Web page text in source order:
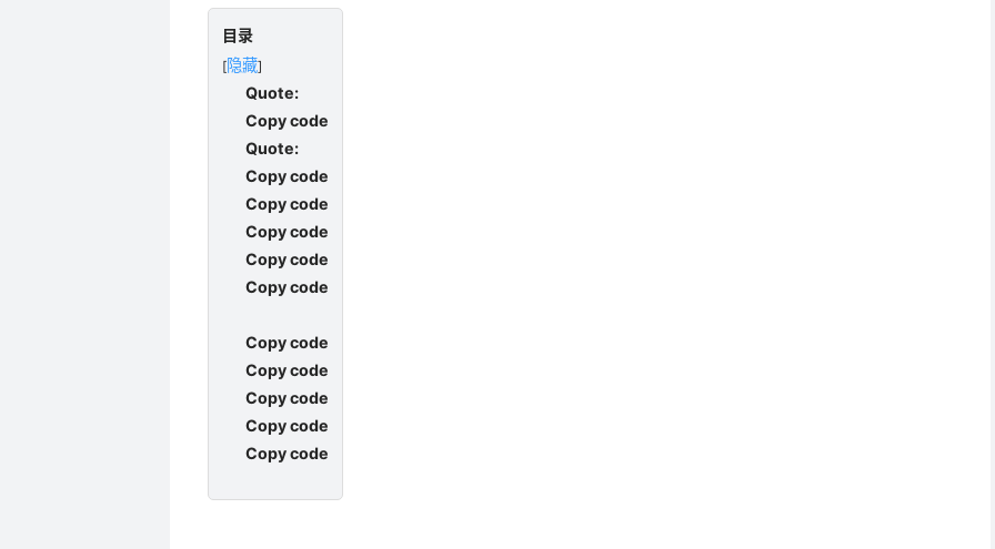
目录
[隐藏]
Quote:
Copy code
Quote:
Copy code
Copy code
Copy code
Copy code
Copy code
Copy code
Copy code
Copy code
Copy code
Copy code